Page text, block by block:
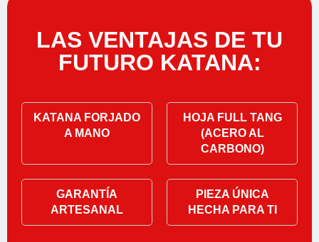
LAS VENTAJAS DE TU
FUTURO KATANA:
KATANA FORJADO
A MANO
HOJA FULL TANG
(ACERO AL
CARBONO)
GARANTÍA
ARTESANAL
PIEZA ÚNICA
HECHA PARA TI